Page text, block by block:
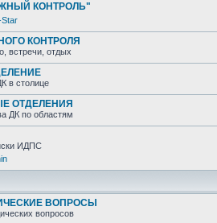
КОНТРОЛЬ"
Star
КОНТРОЛЯ
встречи, отдых
в столице
ОТДЕЛЕНИЯ
ДК по областям
ИДПС
ВОПРОСЫ
вопросов